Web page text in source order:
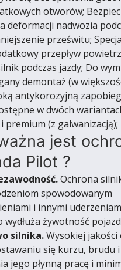
otworów;
deformacji nadwozia
prześwitu;
przepływ
podczas jazdy; Do
demontaż (w
antykorozyjną
w dwóch
premium (z galwanizacją);
jest
Pilot ?
Ochrona
spowodowanym
i innymi
wydłuża żywotność
silnika.Wysokiej jakości
się kurzu, brudu
jego płynną pracę i